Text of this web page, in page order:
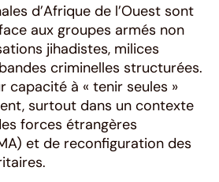
d’Afrique de l’Ouest sont
aux groupes armés non
jihadistes, milices
criminelles structurées.
capacité à « tenir seules »
surtout dans un contexte
forces étrangères
et de reconfiguration des